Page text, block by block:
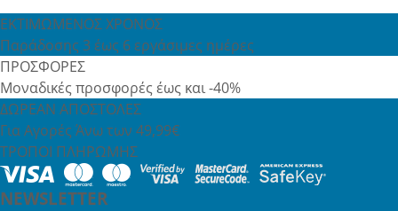
ΕΚΤΙΜΩΜΕΝΟΣ ΧΡΟΝΟΣ
Παράδοσης 3 έως 6 εργάσιμες ημέρες
ΠΡΟΣΦΟΡΕΣ
Μοναδικές προσφορές έως και -40%
ΔΩΡΕΑΝ ΑΠΟΣΤΟΛΕΣ
Για Αγορές Άνω των 49,99€
ΤΡΟΠΟΙ ΠΛΗΡΩΜΗΣ
NEWSLETTER